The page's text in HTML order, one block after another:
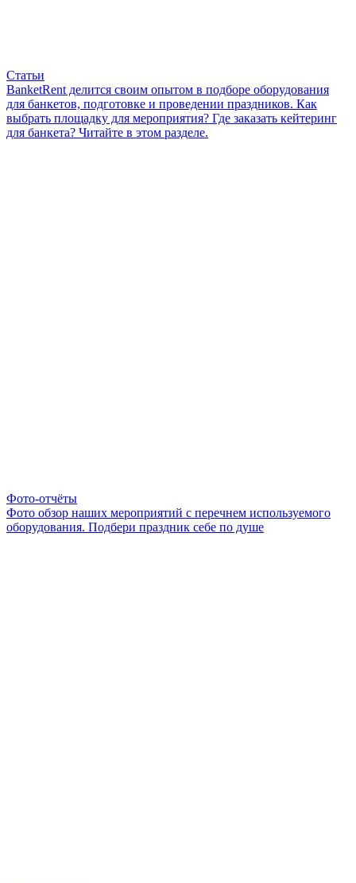
Статьи
BanketRent делится своим опытом в подборе оборудования
для банкетов, подготовке и проведении праздников. Как
выбрать площадку для мероприятия? Где заказать кейтеринг
для банкета? Читайте в этом разделе.
Фото-отчёты
Фото обзор наших мероприятий с перечнем используемого
оборудования. Подбери праздник себе по душе